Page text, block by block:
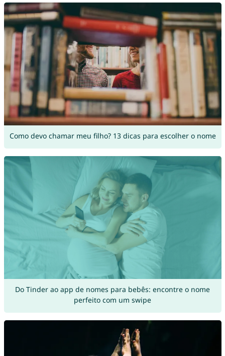
Como devo chamar meu filho? 13 dicas para escolher o nome
Do Tinder ao app de nomes para bebês: encontre o nome
perfeito com um swipe